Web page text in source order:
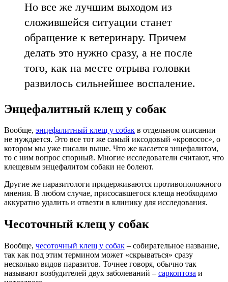
Но все же лучшим выходом из
сложившейся ситуации станет
обращение к ветеринару. Причем
делать это нужно сразу, а не после
того, как на месте отрыва головки
развилось сильнейшее воспаление.
Энцефалитный клещ у собак
Вообще, энцефалитный клещ у собак в отдельном описании
не нуждается. Это все тот же самый иксодовый «кровосос», о
котором мы уже писали выше. Что же касается энцефалитом,
то с ним вопрос спорный. Многие исследователи считают, что
клещевым энцефалитом собаки не болеют.
Другие же паразитологи придерживаются противоположного
мнения. В любом случае, присосавшегося клеща необходимо
аккуратно удалить и отвезти в клинику для исследования.
Чесоточный клещ у собак
Вообще, чесоточный клещ у собак – собирательное название,
так как под этим термином может «скрываться» сразу
несколько видов паразитов. Точнее говоря, обычно так
называют возбудителей двух заболеваний – саркоптоза и